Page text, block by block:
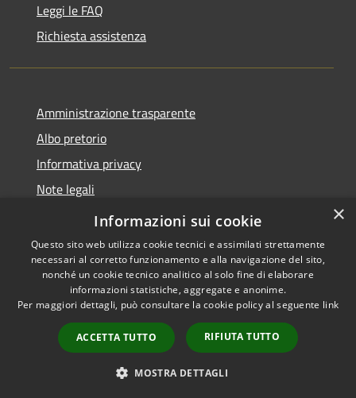
Leggi le FAQ
Richiesta assistenza
Amministrazione trasparente
Albo pretorio
Informativa privacy
Note legali
Dichiarazione di accessibilità
Accessibilità
Copyright © 2026 • Comune di
Piano di Sorrento • Powered by
Municipium•
Accesso
redazione
×
Informazioni sui cookie
Questo sito web utilizza cookie tecnici e assimilati strettamente
necessari al corretto funzionamento e alla navigazione del sito,
nonché un cookie tecnico analitico al solo fine di elaborare
informazioni statistiche, aggregate e anonime.
Per maggiori dettagli, può consultare la cookie policy al seguente link
ACCETTA TUTTO RIFIUTA TUTTO
MOSTRA DETTAGLI